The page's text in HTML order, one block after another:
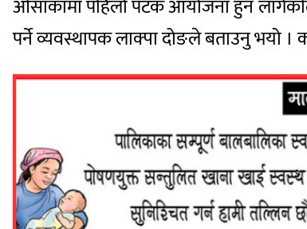
ओसाकामा पहिलो पटक आयोजना हुन
पर्ने व्यवस्थापक लाक्पा दोङले बताउनु भयो ।